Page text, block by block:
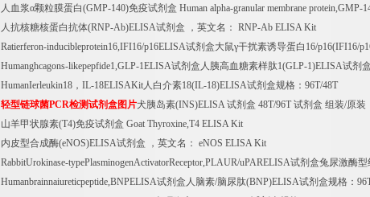
人血浆α颗粒膜蛋白(GMP-140)免疫试剂盒 Human alpha-granular membrane protein,GMP-
人抗核糖核蛋白抗体(RNP-Ab)ELISA试剂盒 ，英文名： RNP-Ab ELISA Kit
Ratierferon-inducibleprotein16,IFI16/p16ELISA试剂盒大鼠γ干扰素诱导蛋白 16/p16(IFI16/
Humanghcagons-likepepfide1,GLP-1ELISA试剂盒人胰高血糖素样肽1(GLP-1)ELISA试剂
HumanIerleukin18 ， IL-18ELISAKit人白介素18(IL-18)ELISA试剂盒规格： 96T/48T
轻型链球菌PCR检测试剂盒图片犬胰岛素(INS)ELISA试剂盒 48T/96T 试剂盒 组装/原装
山羊甲状腺素(T4)免疫试剂盒 Goat Thyroxine,T4 ELISA Kit
内皮型合成酶(eNOS)ELISA试剂盒 ，英文名： eNOS ELISA Kit
RabbitUrokinase-typePlasminogenActivatorReceptor,PLAUR/uPARELISA试剂盒兔尿激酶
Humanbrainnaiureticpeptide,BNPELISA试剂盒人脑素/脑尿肽(BNP)ELISA试剂盒规格：